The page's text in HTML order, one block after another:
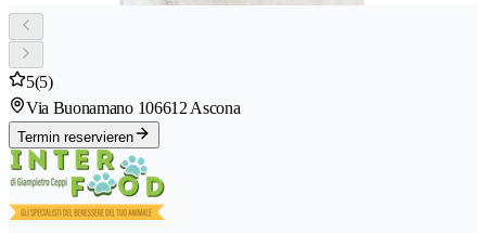
5(5)
Via Buonamano 106612 Ascona
Termin reservieren